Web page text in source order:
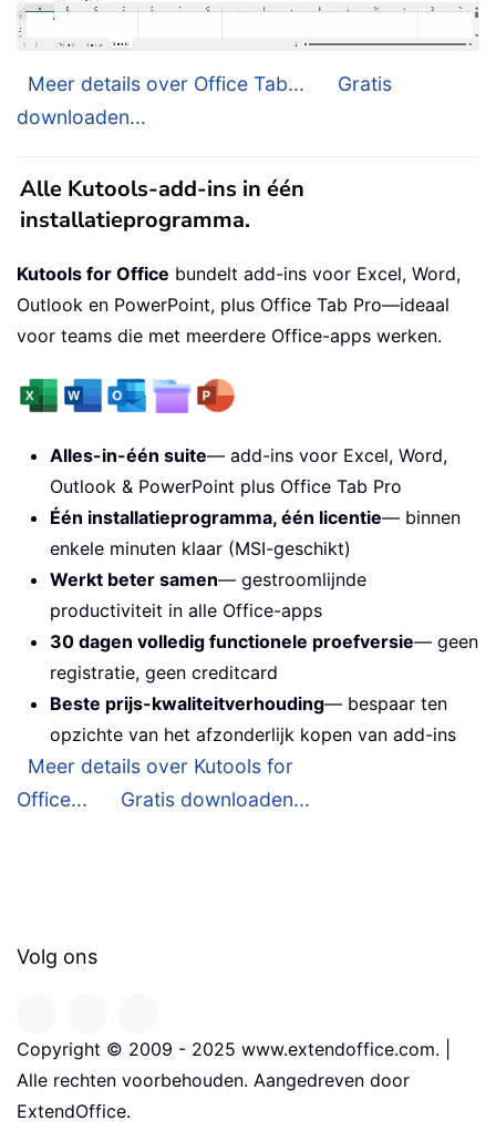
Meer details over Office Tab...
Gratis
downloaden...
Alle Kutools-add-ins in één
installatieprogramma.
Kutools for Office bundelt add-ins voor Excel, Word,
Outlook en PowerPoint, plus Office Tab Pro—ideaal
voor teams die met meerdere Office-apps werken.
Alles-in-één suite— add-ins voor Excel, Word,
Outlook & PowerPoint plus Office Tab Pro
Één installatieprogramma, één licentie— binnen
enkele minuten klaar (MSI-geschikt)
Werkt beter samen— gestroomlijnde
productiviteit in alle Office-apps
30 dagen volledig functionele proefversie— geen
registratie, geen creditcard
Beste prijs-kwaliteitverhouding— bespaar ten
opzichte van het afzonderlijk kopen van add-ins
Meer details over Kutools for
Office...
Gratis downloaden...
Volg ons
Copyright © 2009 - 2025 www.extendoffice.com. |
Alle rechten voorbehouden. Aangedreven door
ExtendOffice.